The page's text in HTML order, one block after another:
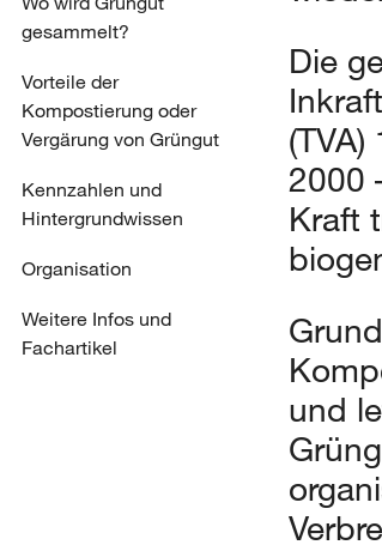
gesammelt?
Vorteile der
Kompostierung oder
Vergärung von Grüngut
Kennzahlen und
Hintergrundwissen
Organisation
Weitere Infos und
Fachartikel
Die
2000
Kraft
und